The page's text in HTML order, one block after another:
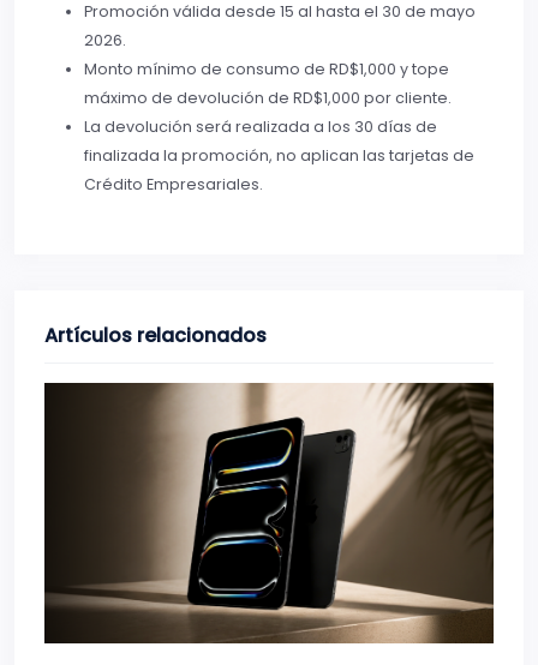
Promoción válida desde 15 al hasta el 30 de mayo
2026.
Monto mínimo de consumo de RD$1,000 y tope
máximo de devolución de RD$1,000 por cliente.
La devolución será realizada a los 30 días de
finalizada la promoción, no aplican las tarjetas de
Crédito Empresariales.
Artículos relacionados